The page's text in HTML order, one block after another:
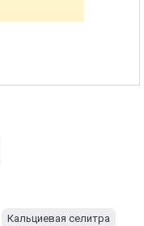
Кальциевая селитра